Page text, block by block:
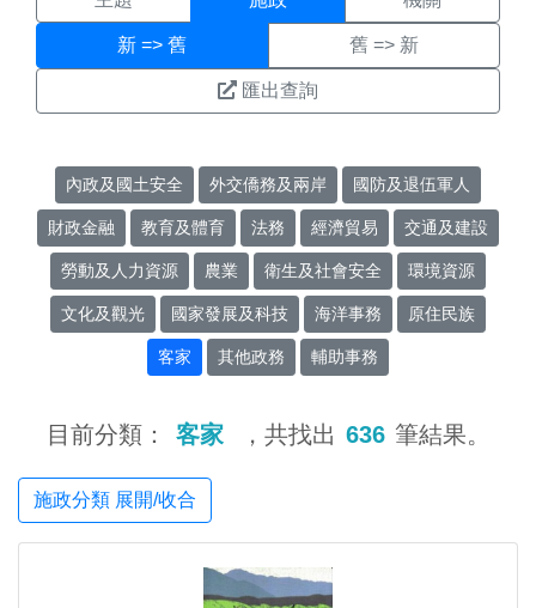
新 => 舊 舊 => 新
匯出查詢
內政及國土安全 外交僑務及兩岸 國防及退伍軍人
財政金融 教育及體育 法務 經濟貿易 交通及建設
勞動及人力資源 農業 衛生及社會安全 環境資源
文化及觀光 國家發展及科技 海洋事務 原住民族
客家 其他政務 輔助事務
目前分類： 客家 ，共找出 636 筆結果。
施政分類 展開/收合